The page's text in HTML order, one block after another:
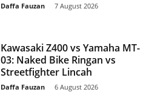
Daffa Fauzan 7 August 2026
Kawasaki Z400 vs Yamaha MT-
03: Naked Bike Ringan vs
Streetfighter Lincah
Daffa Fauzan 6 August 2026